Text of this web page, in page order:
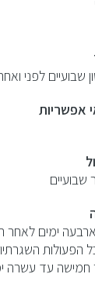
לפני
אפשריות
שבועיים
ימים לאחר
חמישה עד עשרה